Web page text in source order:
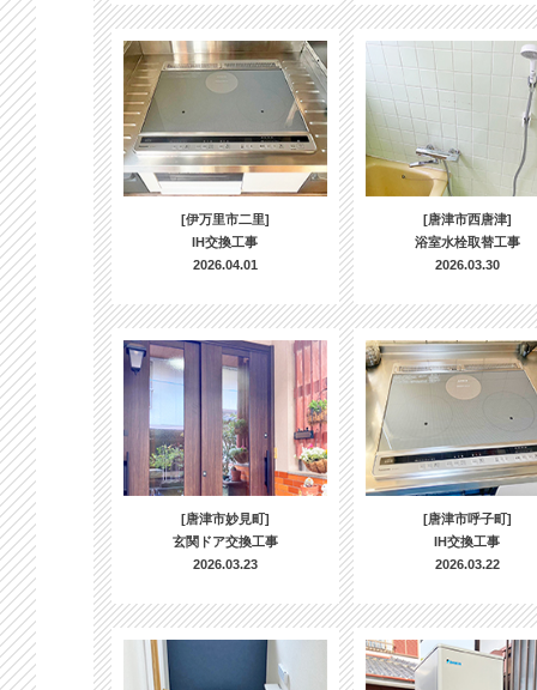
[伊万里市二里]
IH交換工事
2026.04.01
[唐津市西唐津]
浴室水栓取替工事
2026.03.30
[唐津市妙見町]
玄関ドア交換工事
2026.03.23
[唐津市呼子町]
IH交換工事
2026.03.22